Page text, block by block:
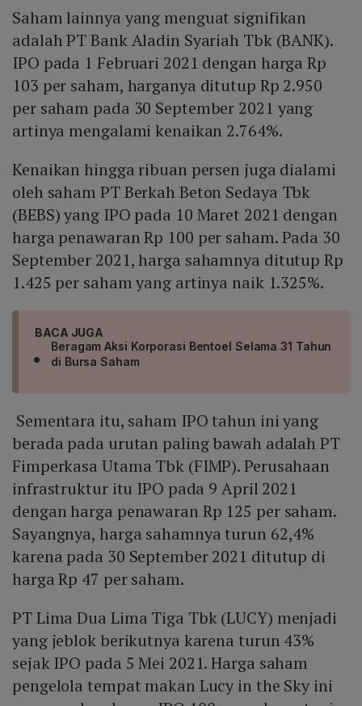
Saham lainnya yang menguat signifikan
adalah PT Bank Aladin Syariah Tbk (BANK).
IPO pada 1 Februari 2021 dengan harga Rp
103 per saham, harganya ditutup Rp 2.950
per saham pada 30 September 2021 yang
artinya mengalami kenaikan 2.764%.
Kenaikan hingga ribuan persen juga dialami
oleh saham PT Berkah Beton Sedaya Tbk
(BEBS) yang IPO pada 10 Maret 2021 dengan
harga penawaran Rp 100 per saham. Pada 30
September 2021, harga sahamnya ditutup Rp
1.425 per saham yang artinya naik 1.325%.
BACA JUGA
Beragam Aksi Korporasi Bentoel Selama 31 Tahun
di Bursa Saham
Sementara itu, saham IPO tahun ini yang
berada pada urutan paling bawah adalah PT
Fimperkasa Utama Tbk (FIMP). Perusahaan
infrastruktur itu IPO pada 9 April 2021
dengan harga penawaran Rp 125 per saham.
Sayangnya, harga sahamnya turun 62,4%
karena pada 30 September 2021 ditutup di
harga Rp 47 per saham.
PT Lima Dua Lima Tiga Tbk (LUCY) menjadi
yang jeblok berikutnya karena turun 43%
sejak IPO pada 5 Mei 2021. Harga saham
pengelola tempat makan Lucy in the Sky ini